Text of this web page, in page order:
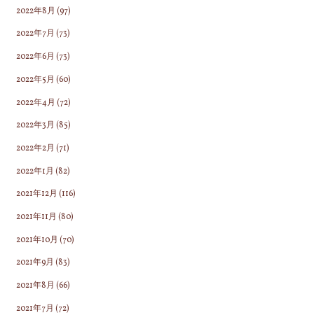
2022年8月 (97)
2022年7月 (73)
2022年6月 (73)
2022年5月 (60)
2022年4月 (72)
2022年3月 (85)
2022年2月 (71)
2022年1月 (82)
2021年12月 (116)
2021年11月 (80)
2021年10月 (70)
2021年9月 (83)
2021年8月 (66)
2021年7月 (72)